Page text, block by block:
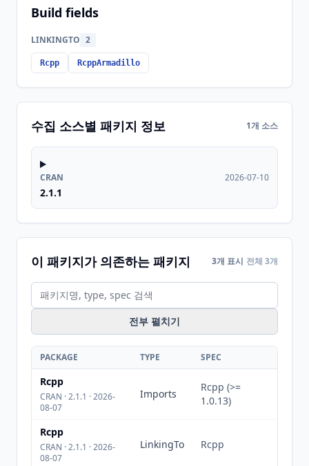
Build fields
LINKINGTO 2
Rcpp RcppArmadillo
수집 소스별 패키지 정보 1개 소스
CRAN
2.1.1
2026-07-10
이 패키지가 의존하는 패키지 3개 표시 전체 3개
전부 펼치기
PACKAGE TYPE SPEC
Rcpp
CRAN · 2.1.1 · 2026-
08-07
Imports
Rcpp (>=
1.0.13)
Rcpp
CRAN · 2.1.1 · 2026-
08-07
LinkingTo Rcpp